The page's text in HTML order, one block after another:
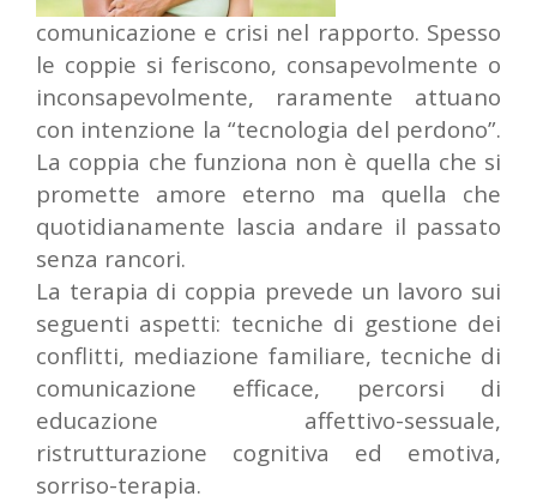
comunicazione e crisi nel rapporto. Spesso
le coppie si feriscono, consapevolmente o
inconsapevolmente, raramente attuano
con intenzione la “tecnologia del perdono”.
La coppia che funziona non è quella che si
promette amore eterno ma quella che
quotidianamente lascia andare il passato
senza rancori.
La terapia di coppia prevede un lavoro sui
seguenti aspetti: tecniche di gestione dei
conflitti, mediazione familiare, tecniche di
comunicazione efficace, percorsi di
educazione affettivo-sessuale,
ristrutturazione cognitiva ed emotiva,
sorriso-terapia.